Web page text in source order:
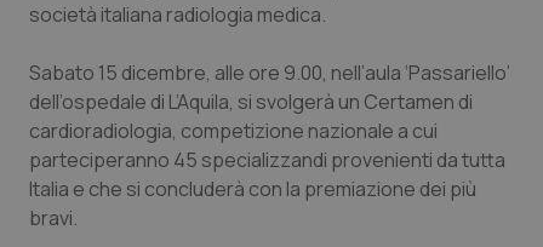
Quotidiano Chirurgia
Quotidiano Oncologia
Quotidiano Pediatria
Rene & patologie urogenitali
società italiana radiologia medica.
Sabato 15 dicembre, alle ore 9.00, nell’aula ‘Passariello’
dell’ospedale di L’Aquila, si svolgerà un Certamen di
cardioradiologia, competizione nazionale a cui
parteciperanno 45 specializzandi provenienti da tutta
Italia e che si concluderà con la premiazione dei più
bravi.